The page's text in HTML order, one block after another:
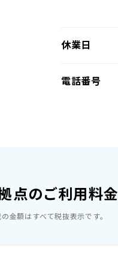
休業日
電話番号
点のご利用料金
金額は​すべて​税抜表示です。​